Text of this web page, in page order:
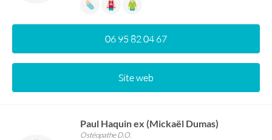
06 95 82 04 67
Site web
Paul Haquin ex (Mickaël Dumas)
Ostéopathe D.O.